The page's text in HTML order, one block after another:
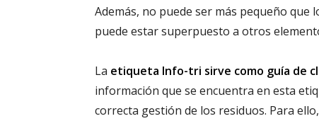
Además, no puede ser más pequeño que
puede estar superpuesto a otros
La etiqueta Info-tri sirve como guía de
información que se encuentra en esta
correcta gestión de los residuos. Para